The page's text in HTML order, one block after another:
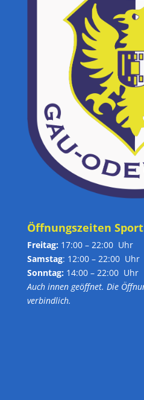
Öffnungszeiten
Freitag: 17:00 – 22:00 Uhr
Samstag: 12:00 – 22:00 Uhr
Sonntag: 14:00 – 22:00 Uhr
Auch innen geöffnet. Die
verbindlich.